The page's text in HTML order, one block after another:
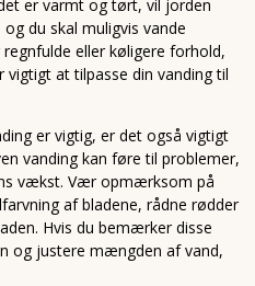
er varmt og tørt, vil jorden
du skal muligvis vande
eller køligere forhold,
vigtigt at tilpasse din vanding til
er vigtig, er det også vigtigt
vanding kan føre til problemer,
vækst. Vær opmærksom på
af bladene, rådne rødder
Hvis du bemærker disse
og justere mængden af vand,